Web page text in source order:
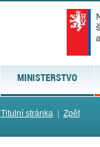
MINISTERSTVO
Titulní stránka| Zpět